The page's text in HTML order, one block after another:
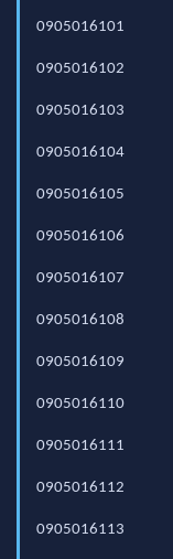
0905016101
0905016102
0905016103
0905016104
0905016105
0905016106
0905016107
0905016108
0905016109
0905016110
0905016111
0905016112
0905016113